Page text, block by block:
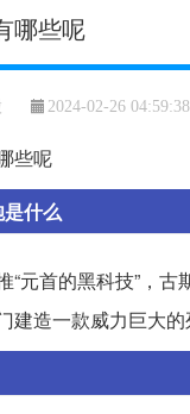
哪些呢
2024-02-26 04:59:38
什么
“元首的黑科技”，
建造一款威力巨大